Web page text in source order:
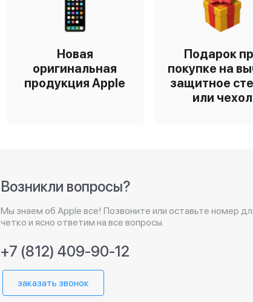
Новая
оригинальная
продукция Apple
Подарок
покупке на
защитное
или чехол
Возникли вопросы?
Мы знаем об Apple все! Позвоните или оставьте номер
четко и ясно ответим на все вопросы.
+7 (812) 409-90-12
заказать звонок